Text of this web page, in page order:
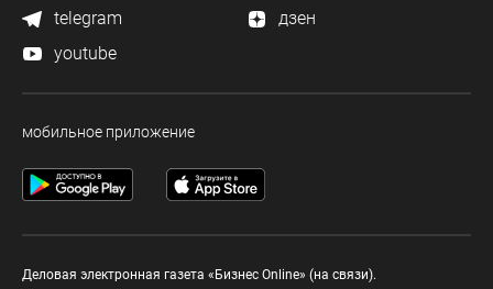
telegram
дзен
youtube
мобильное приложение
Деловая электронная газета «Бизнес Online» (на связи).